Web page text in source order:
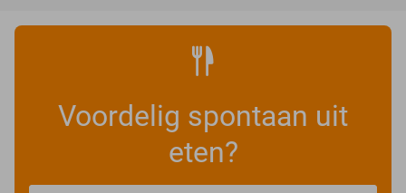
Voordelig spontaan uit
eten?